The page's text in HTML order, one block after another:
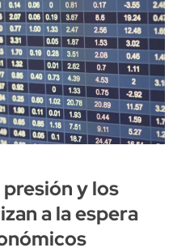
y los
a la espera